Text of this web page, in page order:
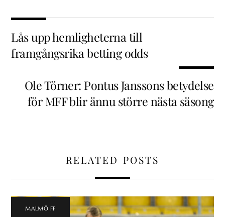
Lås upp hemligheterna till
framgångsrika betting odds
Ole Törner: Pontus Janssons betydelse
för MFF blir ännu större nästa säsong
RELATED POSTS
MALMÖ FF